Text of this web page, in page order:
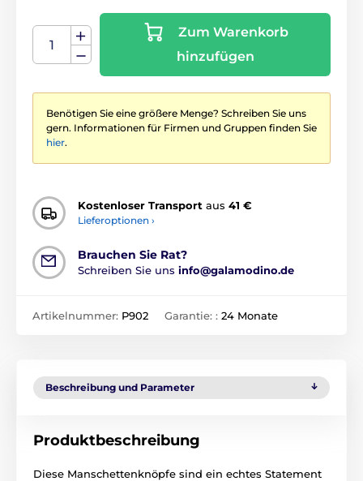
Zum Warenkorb
hinzufügen
Benötigen Sie eine größere Menge? Schreiben Sie uns
gern. Informationen für Firmen und Gruppen finden Sie
hier.
Kostenloser Transport aus 41 €
Lieferoptionen ›
Brauchen Sie Rat?
Schreiben Sie uns info@galamodino.de
Artikelnummer: P902 Garantie: : 24 Monate
Beschreibung und Parameter
Produktbeschreibung
Diese Manschettenknöpfe sind ein echtes Statement